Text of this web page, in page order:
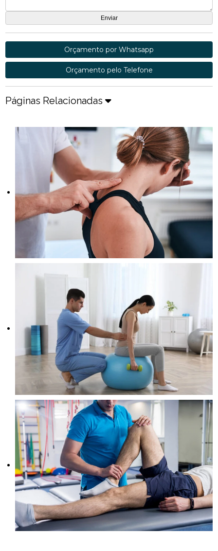
Orçamento por Whatsapp
Orçamento pelo Telefone
Páginas Relacionadas